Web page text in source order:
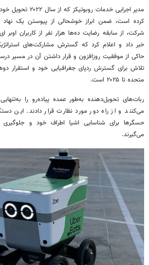
مدیر اجرایی خدمات
کرده است، ضمن ابراز خوشحالی از پیوستن یک نهاد
شرکت، از سابقه رضایت ده‌ها هزار نفر از کاربران
خبر داد و اعلام کرد که گسترش مشارکت‌های
حاکی از موفقیت روزافزون و قرار داشتن آن در مسیر
تلاش برای گسترش ردپای جغرافیایی خود و استقرار
متحده تا ۲۰۲۵ است.
ربات‌های تحویل‌دهنده به‌طور عمده پیاده‌رو را
می‌کنند و از راه دور مورد نظارت قرار دادند. این
حسگرها برای شناسایی اشیا اطراف خود و جلوگیری
می‌گیرند.